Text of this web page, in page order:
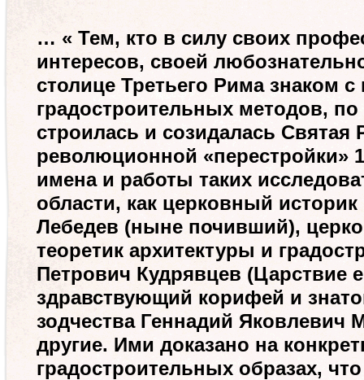
… « Тем, кто в силу своих
интересов, своей
столице Третьего Рима знаком с
градостроительных методов,
строилась и созидалась Святая
революционной «перестройки»
имена и работы таких
области, как церковный
Лебедев (ныне почивший),
теоретик архитектуры и
Петрович Кудрявцев (Царствие
здравствующий корифей и
зодчества Геннадий Яковлевич
другие. Ими доказано на
градостроительных образах,